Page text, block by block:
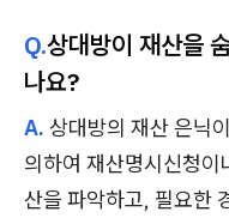
Q.상대방이 재산을
나요?
A. 상대방의 재산 은닉
의하여 재산명시신청이
산을 파악하고, 필요한